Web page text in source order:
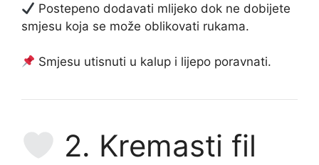
Postepeno dodavati mlijeko dok ne dobijete
smjesu koja se može oblikovati rukama.
Smjesu utisnuti u kalup i lijepo poravnati.
2. Kremasti fil